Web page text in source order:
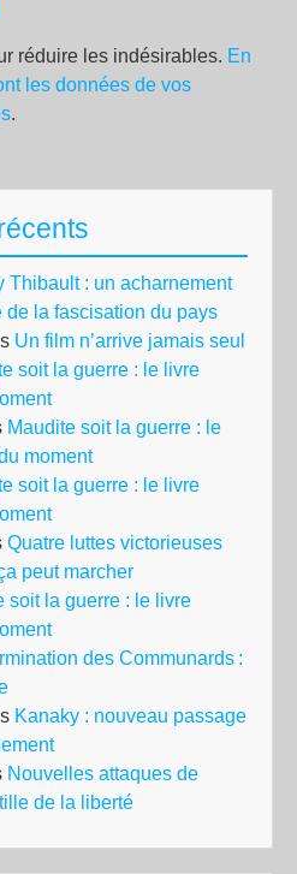
réduire les indésirables. En
les données de vos
.
Thibault : un acharnement
de la fascisation du pays
Un film n’arrive jamais seul
soit la guerre : le livre
Maudite soit la guerre : le
moment
soit la guerre : le livre
Quatre luttes victorieuses
peut marcher
soit la guerre : le livre
des Communards :
Kanaky : nouveau passage
Nouvelles attaques de
de la liberté